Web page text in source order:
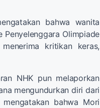
bahwa wanita
Olimpiade
kritikan keras,
NHK pun melaporkan
mengundurkan diri dari
bahwa Mori